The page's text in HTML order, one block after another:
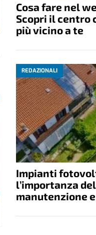
Cosa fare nel
Scopri il centro
più vicino a te
REDAZIONALI
Impianti
l’importanza
manutenzione